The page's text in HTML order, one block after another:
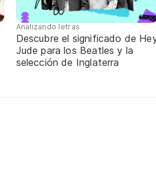
Analizando letras
Descubre el significado de
Jude para los Beatles y la
selección de Inglaterra